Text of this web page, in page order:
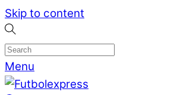
Skip to content
Menu